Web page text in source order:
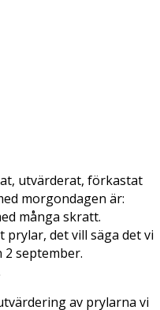
utvärderat, förkastat
morgondagen är:
många skratt.
prylar, det vill säga det vi
2 september.
av prylarna vi